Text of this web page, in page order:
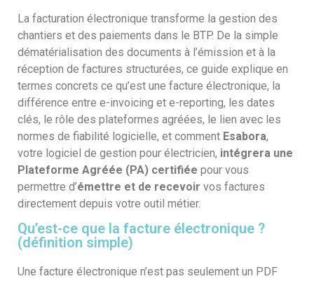
La facturation électronique transforme la gestion des
chantiers et des paiements dans le BTP. De la simple
dématérialisation des documents à l’émission et à la
réception de factures structurées, ce guide explique en
termes concrets ce qu’est une facture électronique, la
différence entre e-invoicing et e-reporting, les dates
clés, le rôle des plateformes agréées, le lien avec les
normes de fiabilité logicielle, et comment Esabora,
votre logiciel de gestion pour électricien, intégrera une
Plateforme Agréée (PA) certifiée pour vous
permettre d’émettre et de recevoir vos factures
directement depuis votre outil métier.
Qu’est-ce que la facture électronique ?
(définition simple)
Une facture électronique n’est pas seulement un PDF